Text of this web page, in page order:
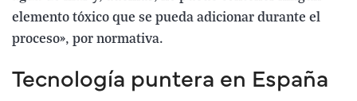
elemento tóxico que se pueda adicionar durante el
proceso», por normativa.
Tecnología puntera en España